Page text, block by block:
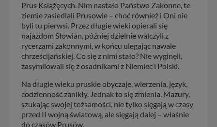
Prus Książęcych. Nim nastało Państwo Zakonne, te
ziemie zasiedlali Prusowie – choć również i Oni nie
byli tu pierwsi. Przez długie wieki opierali się
najazdom Słowian, później dzielnie walczyli z
rycerzami zakonnymi, w końcu ulegając nawale
chrześcijańskiej. Co się z nimi stało? Nie wyginęli,
zasymilowali się z osadnikami z Niemiec i Polski.
Na długie wieku pruskie obyczaje, wierzenia, język,
codzienność zanikły. Jednak to się zmienia. Mazury,
szukając swojej tożsamości, nie tylko sięgają w czasy
przed II wojną światową, ale sięgają dalej – właśnie
do czasów Prusów.